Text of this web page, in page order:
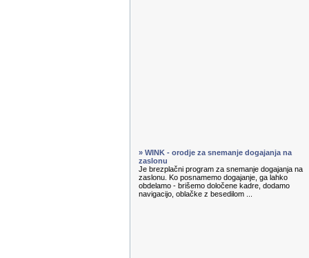
» WINK - orodje za snemanje dogajanja na
zaslonu
Je brezplačni program za snemanje dogajanja na
zaslonu. Ko posnamemo dogajanje, ga lahko
obdelamo - brišemo določene kadre, dodamo
navigacijo, oblačke z besedilom ...